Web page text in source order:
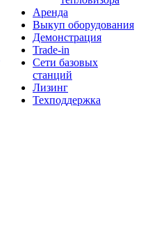
Аренда
Выкуп оборудования
Демонстрация
Trade-in
Сети базовых
станций
Лизинг
Техподдержка